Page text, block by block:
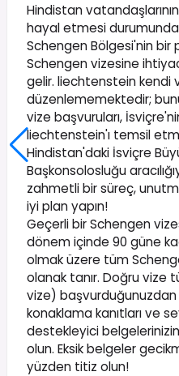
Hindistan
hayal etmesi
Schengen Bölgesi'nin bir
Schengen vizesine
gelir. liechtenstein kendi
düzenlememektedir;
vize başvuruları,
liechtenstein'ı temsil
Hindistan'daki İsviçre
Başkonsolosluğu
zahmetli bir süreç,
iyi plan yapın!
Geçerli bir Schengen
dönem içinde 90 güne
olmak üzere tüm
olanak tanır. Doğru vize
vize) başvurduğunuzdan
konaklama kanıtları ve
destekleyici
olun. Eksik belgeler
yüzden titiz olun!